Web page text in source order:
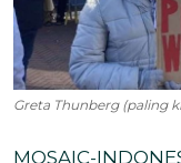
Greta Thunberg (paling
MOSAIC-